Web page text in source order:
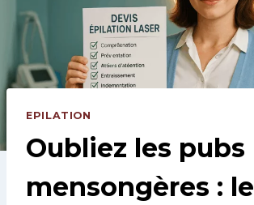
EPILATION
Oubliez les pubs
mensongères : le